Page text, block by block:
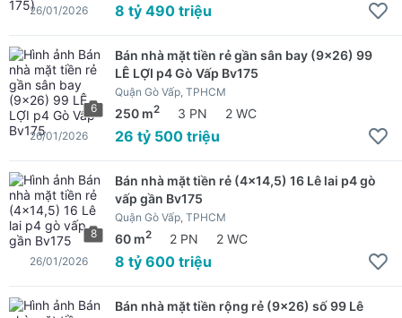
8 tỷ 490 triệu
26/01/2026
6
Bán nhà mặt tiền rẻ gần sân bay (9x26) 99
LÊ LỢI p4 Gò Vấp Bv175
Quận Gò Vấp, TPHCM
250 m2 3 PN 2 WC
26 tỷ 500 triệu
26/01/2026
8
Bán nhà mặt tiền rẻ (4x14,5) 16 Lê lai p4 gò
vấp gần Bv175
Quận Gò Vấp, TPHCM
60 m2 2 PN 2 WC
8 tỷ 600 triệu
26/01/2026
Bán nhà mặt tiền rộng rẻ (9x26) số 99 Lê